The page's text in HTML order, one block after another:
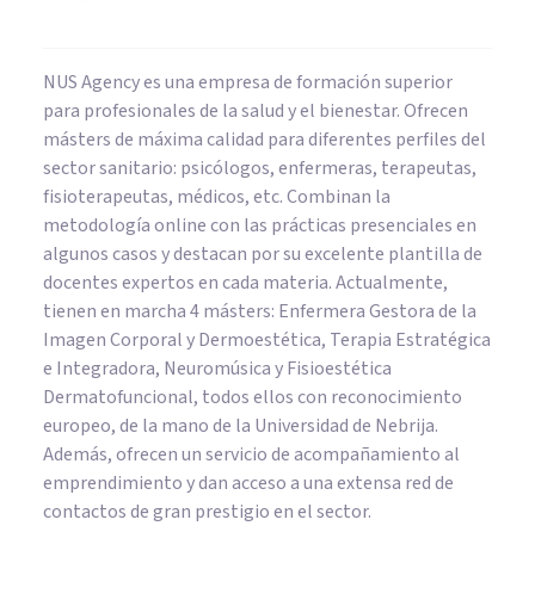
NUS Agency es una empresa de formación superior
para profesionales de la salud y el bienestar. Ofrecen
másters de máxima calidad para diferentes perfiles del
sector sanitario: psicólogos, enfermeras, terapeutas,
fisioterapeutas, médicos, etc. Combinan la
metodología online con las prácticas presenciales en
algunos casos y destacan por su excelente plantilla de
docentes expertos en cada materia. Actualmente,
tienen en marcha 4 másters: Enfermera Gestora de la
Imagen Corporal y Dermoestética, Terapia Estratégica
e Integradora, Neuromúsica y Fisioestética
Dermatofuncional, todos ellos con reconocimiento
europeo, de la mano de la Universidad de Nebrija.
Además, ofrecen un servicio de acompañamiento al
emprendimiento y dan acceso a una extensa red de
contactos de gran prestigio en el sector.